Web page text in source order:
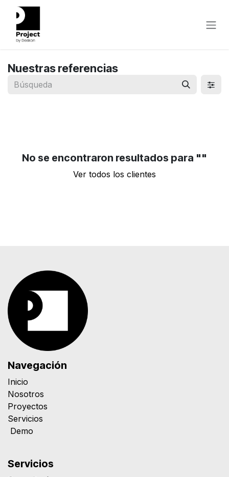
Ir al contenido
Nuestras referencias
No se encontraron resultados para ""
Ver todos los clientes
Navegación
Inicio
Nosotros
Proyectos
Servicios
Demo
Servicios